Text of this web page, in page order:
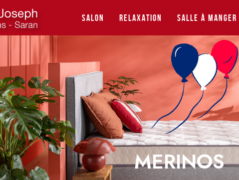
Salon Relaxation Salle à manger
MERINOS